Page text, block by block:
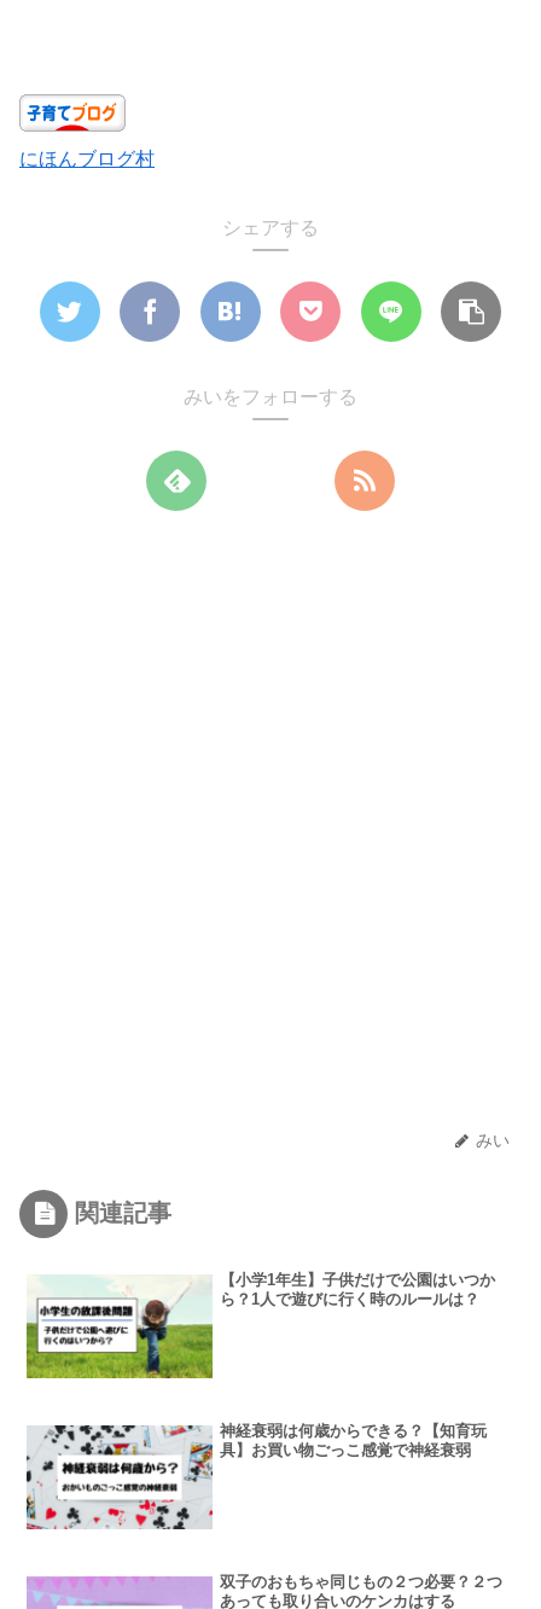
にほんブログ村
シェアする
みいをフォローする
みい
関連記事
【小学1年生】子供だけで公園はいつか
ら？1人で遊びに行く時のルールは？
神経衰弱は何歳からできる？【知育玩
具】お買い物ごっこ感覚で神経衰弱
双子のおもちゃ同じもの２つ必要？２つ
あっても取り合いのケンカはする